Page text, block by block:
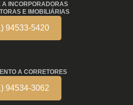
A INCORPORADORAS
E IMOBILIÁRIAS
94533-5420
A CORRETORES
94534-3062